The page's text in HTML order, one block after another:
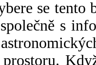
se tento
s